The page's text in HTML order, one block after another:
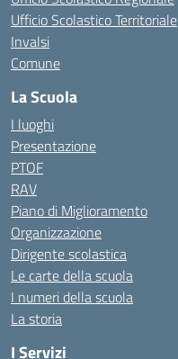
Ufficio Scolastico Territoriale
Invalsi
Comune
La Scuola
I luoghi
Presentazione
PTOF
RAV
Piano di Miglioramento
Organizzazione
Dirigente scolastica
Le carte della scuola
I numeri della scuola
La storia
I Servizi